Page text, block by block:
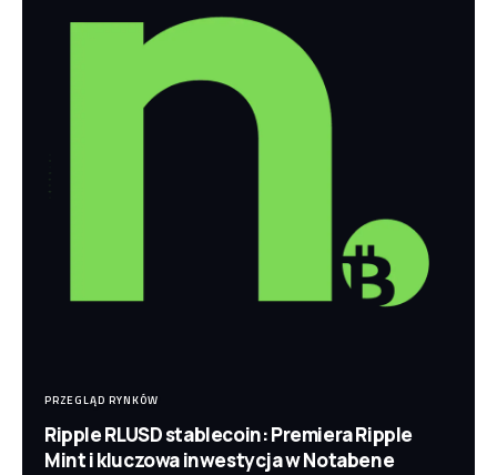
PRZEGLĄD RYNKÓW
Ripple RLUSD stablecoin: Premiera Ripple
Mint i kluczowa inwestycja w Notabene